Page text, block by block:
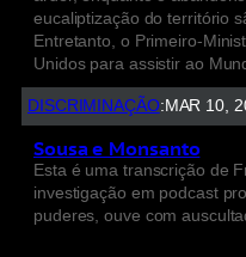
eucaliptização do território
Entretanto, o Primeiro-
Unidos para assistir ao
DISCRIMINAÇÃO: MAR 10,
Sousa e Monsanto
Esta é uma transcrição de
investigação em podcast
puderes, ouve com